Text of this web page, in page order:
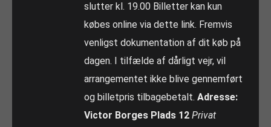
slutter kl. 19.00 Billetter kan kun
købes online via dette link. Fremvis
venligst dokumentation af dit køb på
dagen. I tilfælde af dårligt vejr, vil
arrangementet ikke blive gennemført
og billetpris tilbagebetalt.Adresse:
Victor Borges Plads 12 Privat